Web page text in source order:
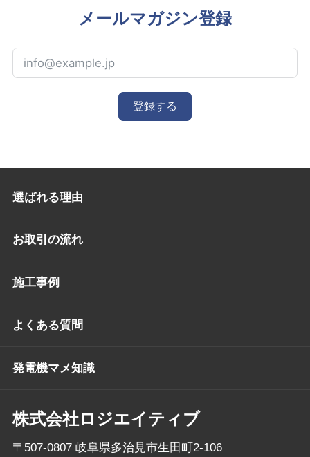
メールマガジン登録
登録する
株式会社ロジエイティブ
〒507-0807 岐阜県多治見市生田町2-106
選ばれる理由
お取引の流れ
施工事例
よくある質問
発電機マメ知識